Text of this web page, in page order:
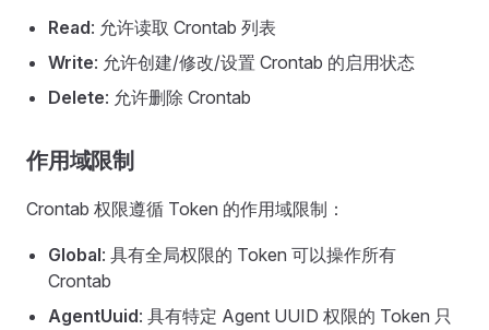
Read: 允许读取 Crontab 列表
Write: 允许创建/修改/设置 Crontab 的启用状态
Delete: 允许删除 Crontab
作用域限制
Crontab 权限遵循 Token 的作用域限制：
Global: 具有全局权限的 Token 可以操作所有
Crontab
AgentUuid: 具有特定 Agent UUID 权限的 Token 只